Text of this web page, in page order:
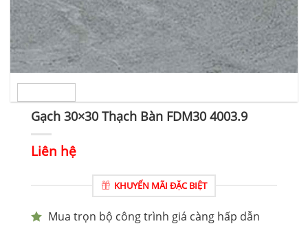
Gạch 30×30 Thạch Bàn FDM30 4003.9
Liên hệ
KHUYẾN MÃI ĐẶC BIỆT
Mua trọn bộ công trình giá càng hấp dẫn